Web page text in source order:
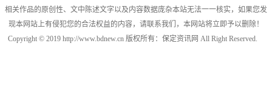
相关作品的原创性、文中陈述文字以及内容数据庞杂本站无法一一核实，如果您发
现本网站上有侵犯您的合法权益的内容，请联系我们，本网站将立即予以删除！
Copyright © 2019 http://www.bdnew.cn 版权所有：保定资讯网 All Right Reserved.